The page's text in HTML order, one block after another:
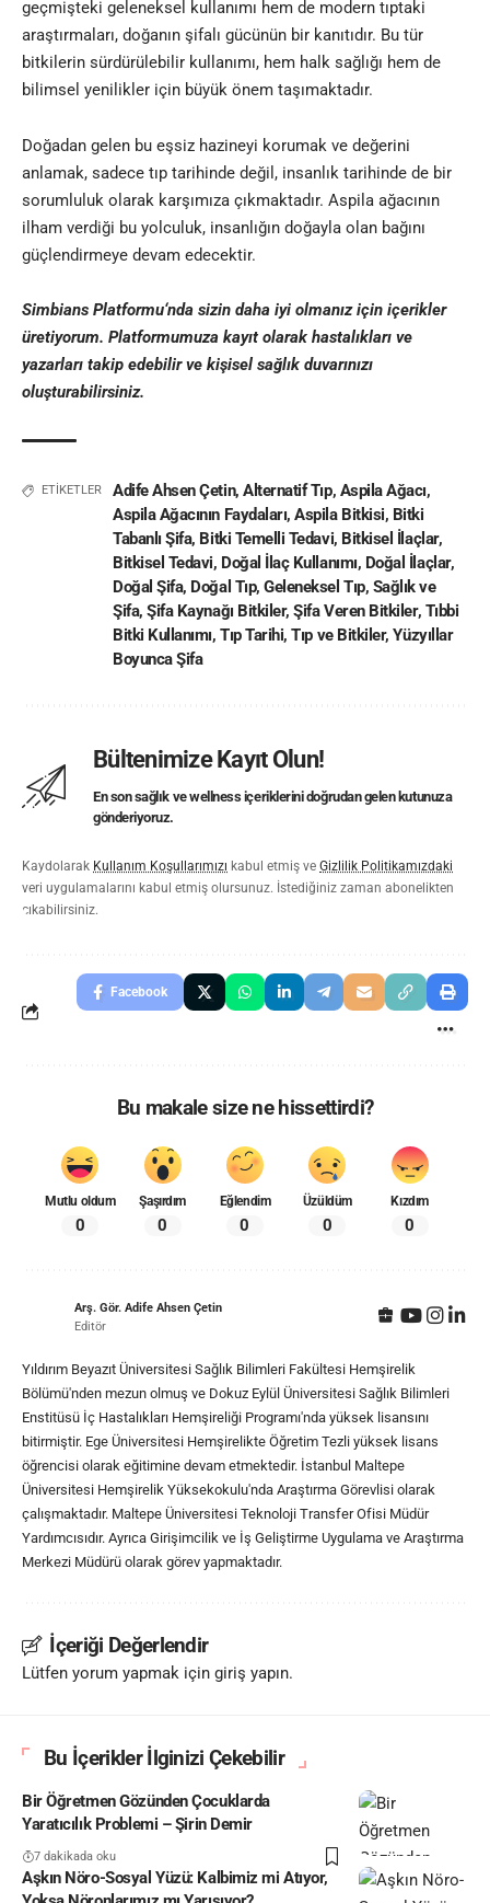
geçmişteki geleneksel kullanımı hem de modern tıptaki
araştırmaları, doğanın şifalı gücünün bir kanıtıdır. Bu tür
bitkilerin sürdürülebilir kullanımı, hem halk sağlığı hem de
bilimsel yenilikler için büyük önem taşımaktadır.
Doğadan gelen bu eşsiz hazineyi korumak ve değerini
anlamak, sadece tıp tarihinde değil, insanlık tarihinde de bir
sorumluluk olarak karşımıza çıkmaktadır. Aspila ağacının
ilham verdiği bu yolculuk, insanlığın doğayla olan bağını
güçlendirmeye devam edecektir.
Simbians Platformu‘nda sizin daha iyi olmanız için içerikler
üretiyorum. Platformumuza kayıt olarak hastalıkları ve
yazarları takip edebilir ve kişisel sağlık duvarınızı
oluşturabilirsiniz.
ETİKETLER Adife Ahsen Çetin,Alternatif Tıp, Aspila Ağacı,
Aspila Ağacının Faydaları,Aspila Bitkisi, Bitki
Tabanlı Şifa, Bitki Temelli Tedavi, Bitkisel İlaçlar,
Bitkisel Tedavi, Doğal İlaç Kullanımı, Doğal İlaçlar,
Doğal Şifa, Doğal Tıp,Geleneksel Tıp, Sağlık ve
Şifa,Şifa Kaynağı Bitkiler,Şifa Veren Bitkiler, Tıbbi
Bitki Kullanımı,Tıp Tarihi,Tıp ve Bitkiler,Yüzyıllar
Boyunca Şifa
Bültenimize Kayıt Olun!
En son sağlık ve wellness içeriklerini doğrudan gelen kutunuza
gönderiyoruz.
Kaydolarak Kullanım Koşullarımızı kabul etmiş ve Gizlilik Politikamızdaki
veri uygulamalarını kabul etmiş olursunuz. İstediğiniz zaman abonelikten
çıkabilirsiniz.
Facebook
Bu makale size ne hissettirdi?
Mutlu oldum
0
Şaşırdım
0
Eğlendim
0
Üzüldüm
0
Kızdım
0
Arş. Gör. Adife Ahsen Çetin
Editör
Yıldırım Beyazıt Üniversitesi Sağlık Bilimleri Fakültesi Hemşirelik
Bölümü'nden mezun olmuş ve Dokuz Eylül Üniversitesi Sağlık Bilimleri
Enstitüsü İç Hastalıkları Hemşireliği Programı'nda yüksek lisansını
bitirmiştir. Ege Üniversitesi Hemşirelikte Öğretim Tezli yüksek lisans
öğrencisi olarak eğitimine devam etmektedir. İstanbul Maltepe
Üniversitesi Hemşirelik Yüksekokulu'nda Araştırma Görevlisi olarak
çalışmaktadır. Maltepe Üniversitesi Teknoloji Transfer Ofisi Müdür
Yardımcısıdır. Ayrıca Girişimcilik ve İş Geliştirme Uygulama ve Araştırma
Merkezi Müdürü olarak görev yapmaktadır.
İçeriği Değerlendir
Lütfen yorum yapmak için giriş yapın.
Bu İçerikler İlginizi Çekebilir
Bir Öğretmen Gözünden Çocuklarda
Yaratıcılık Problemi – Şirin Demir
7 dakikada oku
Aşkın Nöro-Sosyal Yüzü: Kalbimiz mi Atıyor,